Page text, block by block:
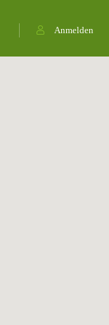
Anmelden